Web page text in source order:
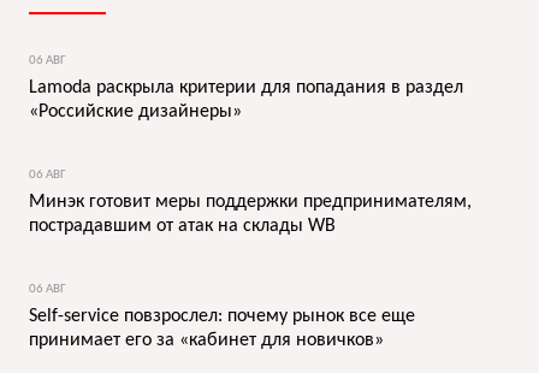
06 АВГ
Lamoda раскрыла критерии для попадания в раздел
«Российские дизайнеры»
06 АВГ
Минэк готовит меры поддержки предпринимателям,
пострадавшим от атак на склады WB
06 АВГ
Self-service повзрослел: почему рынок все еще
принимает его за «кабинет для новичков»